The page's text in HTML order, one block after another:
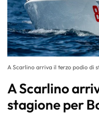
A Scarlino arriva il terzo podio di
A Scarlino
stagione per